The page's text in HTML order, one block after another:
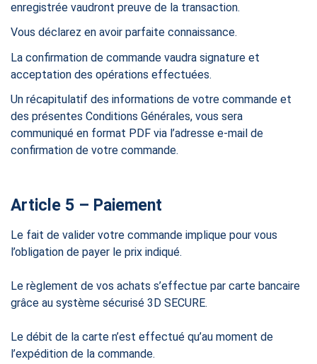
enregistrée vaudront preuve de la transaction.
Vous déclarez en avoir parfaite connaissance.
La confirmation de commande vaudra signature et
acceptation des opérations effectuées.
Un récapitulatif des informations de votre commande et
des présentes Conditions Générales, vous sera
communiqué en format PDF via l’adresse e-mail de
confirmation de votre commande.
Article 5 – Paiement
Le fait de valider votre commande implique pour vous
l’obligation de payer le prix indiqué.
Le règlement de vos achats s’effectue par carte bancaire
grâce au système sécurisé 3D SECURE.
Le débit de la carte n’est effectué qu’au moment de
l’expédition de la commande.